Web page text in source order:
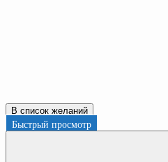
В список желаний
Быстрый просмотр